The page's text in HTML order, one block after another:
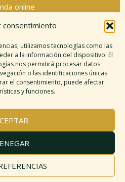
consentimiento
utilizamos tecnologías como las
a la información del dispositivo. El
nos permitirá procesar datos
o las identificaciones únicas
el consentimiento, puede afectar
y funciones.
online
legal
responsabilidad
de cookies
del sitio